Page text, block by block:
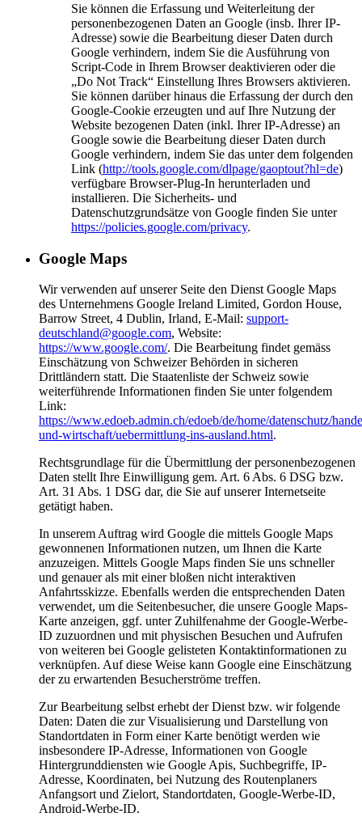
Sie können die Erfassung und Weiterleitung der
personenbezogenen Daten an Google (insb. Ihrer IP-
Adresse) sowie die Bearbeitung dieser Daten durch
Google verhindern, indem Sie die Ausführung von
Script-Code in Ihrem Browser deaktivieren oder die
„Do Not Track“ Einstellung Ihres Browsers aktivieren.
Sie können darüber hinaus die Erfassung der durch den
Google-Cookie erzeugten und auf Ihre Nutzung der
Website bezogenen Daten (inkl. Ihrer IP-Adresse) an
Google sowie die Bearbeitung dieser Daten durch
Google verhindern, indem Sie das unter dem folgenden
Link (http://tools.google.com/dlpage/gaoptout?hl=de)
verfügbare Browser-Plug-In herunterladen und
installieren. Die Sicherheits- und
Datenschutzgrundsätze von Google finden Sie unter
https://policies.google.com/privacy.
Google Maps
Wir verwenden auf unserer Seite den Dienst Google Maps
des Unternehmens Google Ireland Limited, Gordon House,
Barrow Street, 4 Dublin, Irland, E-Mail: support-
deutschland@google.com, Website:
https://www.google.com/. Die Bearbeitung findet gemäss
Einschätzung von Schweizer Behörden in sicheren
Drittländern statt. Die Staatenliste der Schweiz sowie
weiterführende Informationen finden Sie unter folgendem
Link:
https://www.edoeb.admin.ch/edoeb/de/home/datenschutz/
und-wirtschaft/uebermittlung-ins-ausland.html.
Rechtsgrundlage für die Übermittlung der personenbezogenen
Daten stellt Ihre Einwilligung gem. Art. 6 Abs. 6 DSG bzw.
Art. 31 Abs. 1 DSG dar, die Sie auf unserer Internetseite
getätigt haben.
In unserem Auftrag wird Google die mittels Google Maps
gewonnenen Informationen nutzen, um Ihnen die Karte
anzuzeigen. Mittels Google Maps finden Sie uns schneller
und genauer als mit einer bloßen nicht interaktiven
Anfahrtsskizze. Ebenfalls werden die entsprechenden Daten
verwendet, um die Seitenbesucher, die unsere Google Maps-
Karte anzeigen, ggf. unter Zuhilfenahme der Google-Werbe-
ID zuzuordnen und mit physischen Besuchen und Aufrufen
von weiteren bei Google gelisteten Kontaktinformationen zu
verknüpfen. Auf diese Weise kann Google eine Einschätzung
der zu erwartenden Besucherströme treffen.
Zur Bearbeitung selbst erhebt der Dienst bzw. wir folgende
Daten: Daten die zur Visualisierung und Darstellung von
Standortdaten in Form einer Karte benötigt werden wie
insbesondere IP-Adresse, Informationen von Google
Hintergrunddiensten wie Google Apis, Suchbegriffe, IP-
Adresse, Koordinaten, bei Nutzung des Routenplaners
Anfangsort und Zielort, Standortdaten, Google-Werbe-ID,
Android-Werbe-ID.